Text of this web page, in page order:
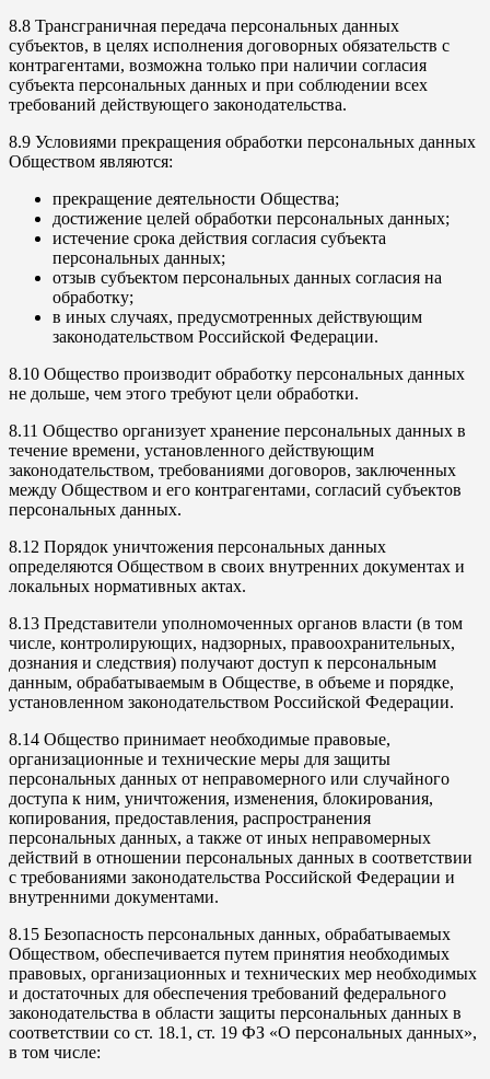
8.8 Трансграничная передача персональных данных
субъектов, в целях исполнения договорных обязательств с
контрагентами, возможна только при наличии согласия
субъекта персональных данных и при соблюдении всех
требований действующего законодательства.
8.9 Условиями прекращения обработки персональных данных
Обществом являются:
прекращение деятельности Общества;
достижение целей обработки персональных данных;
истечение срока действия согласия субъекта
персональных данных;
отзыв субъектом персональных данных согласия на
обработку;
в иных случаях, предусмотренных действующим
законодательством Российской Федерации.
8.10 Общество производит обработку персональных данных
не дольше, чем этого требуют цели обработки.
8.11 Общество организует хранение персональных данных в
течение времени, установленного действующим
законодательством, требованиями договоров, заключенных
между Обществом и его контрагентами, согласий субъектов
персональных данных.
8.12 Порядок уничтожения персональных данных
определяются Обществом в своих внутренних документах и
локальных нормативных актах.
8.13 Представители уполномоченных органов власти (в том
числе, контролирующих, надзорных, правоохранительных,
дознания и следствия) получают доступ к персональным
данным, обрабатываемым в Обществе, в объеме и порядке,
установленном законодательством Российской Федерации.
8.14 Общество принимает необходимые правовые,
организационные и технические меры для защиты
персональных данных от неправомерного или случайного
доступа к ним, уничтожения, изменения, блокирования,
копирования, предоставления, распространения
персональных данных, а также от иных неправомерных
действий в отношении персональных данных в соответствии
с требованиями законодательства Российской Федерации и
внутренними документами.
8.15 Безопасность персональных данных, обрабатываемых
Обществом, обеспечивается путем принятия необходимых
правовых, организационных и технических мер необходимых
и достаточных для обеспечения требований федерального
законодательства в области защиты персональных данных в
соответствии со ст. 18.1, ст. 19 ФЗ «О персональных данных»,
в том числе: